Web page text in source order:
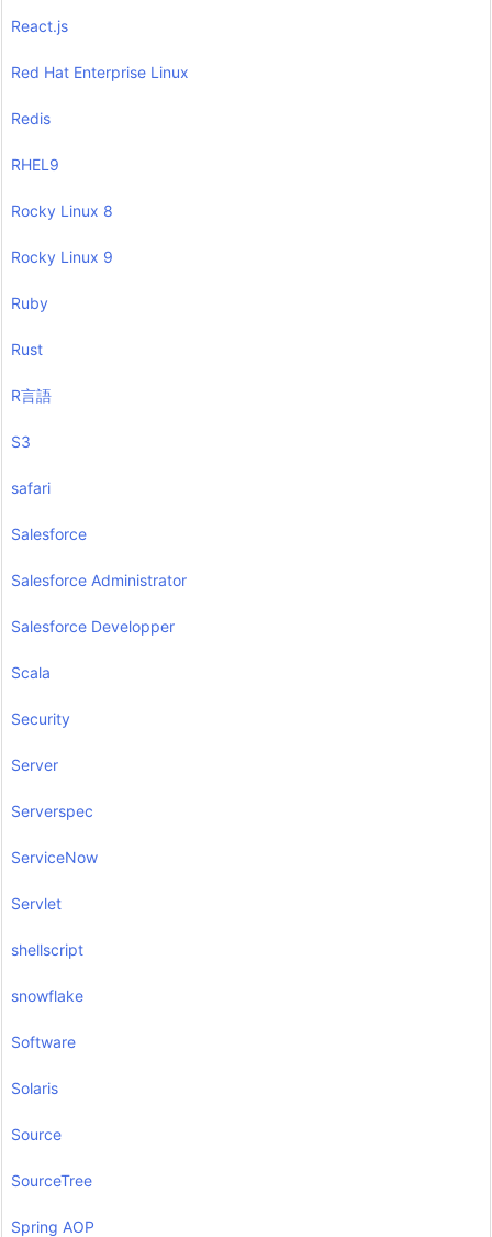
React.js
Red Hat Enterprise Linux
Redis
RHEL9
Rocky Linux 8
Rocky Linux 9
Ruby
Rust
R言語
S3
safari
Salesforce
Salesforce Administrator
Salesforce Developper
Scala
Security
Server
Serverspec
ServiceNow
Servlet
shellscript
snowflake
Software
Solaris
Source
SourceTree
Spring AOP